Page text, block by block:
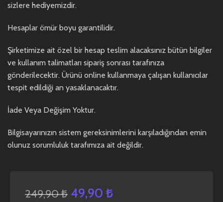
sizlere hediyemizdir.
Hesaplar ömür boyu garantilidir.
Şirketimize ait özel bir hesap teslim alacaksınız bütün bilgiler
ve kullanım talimatları sipariş sonrası tarafınıza
gönderilecektir. Ürünü online kullanmaya çalışan kullanıcılar
tespit edildiği an yasaklanacaktır.
İade Veya Değişim Yoktur.
Bilgisayarınızın sistem gereksinimlerini karşıladığından emin
olunuz sorumluluk tarafımıza ait değildir.
249,90₺ 49,90 ₺